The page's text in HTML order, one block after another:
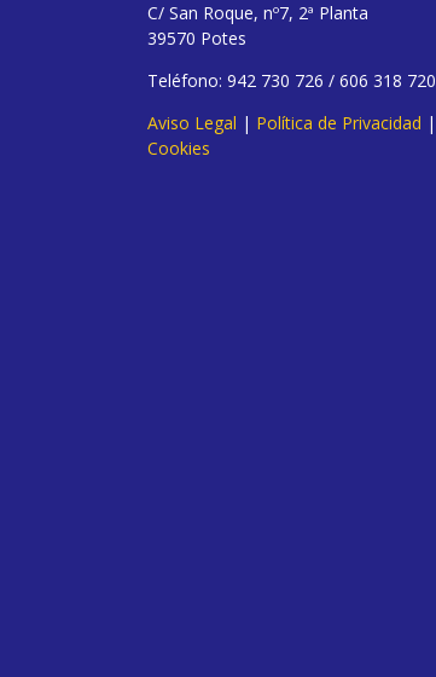
C/ San Roque, nº7, 2ª Planta
39570 Potes
Teléfono: 942 730 726 / 606 318 720
Aviso Legal | Política de Privacidad |
Cookies